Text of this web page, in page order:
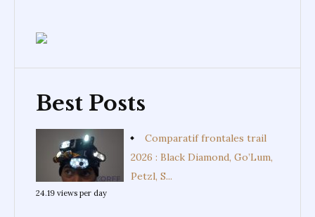
Best Posts
Comparatif frontales trail
2026 : Black Diamond, Go’Lum,
Petzl, S...
24.19 views per day